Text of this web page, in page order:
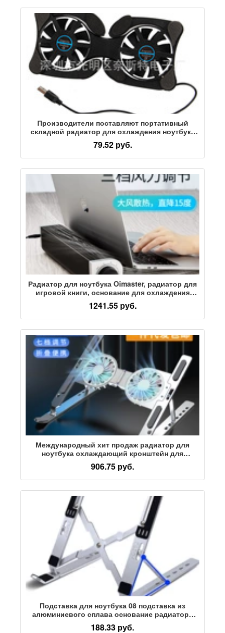
Производители поставляют портативный
складной радиатор для охлаждения ноутбука
black Octopus 919 radiator
79.52 руб.
Радиатор для ноутбука Oimaster, радиатор для
игровой книги, основание для охлаждения
большого объема воздуха, кронштейн USB-
вентилятора
1241.55 руб.
Международный хит продаж радиатор для
ноутбука охлаждающий кронштейн для
ноутбука twin turbo cooler охлаждающий
кронштейн для компьютера
906.75 руб.
Подставка для ноутбука 08 подставка из
алюминиевого сплава основание радиатора
подставка для плоского дисплея нескользящая
охлаждающая подставка
188.33 руб.